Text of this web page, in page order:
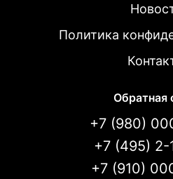
Политика
Обратная
+7 (980)
+7 (495) 2-
+7 (910)